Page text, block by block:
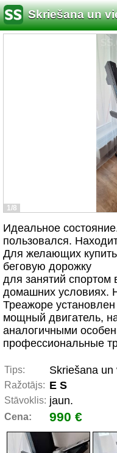
Skriešana un
1/8
Идеальное
пользовался.
Для желающих
беговую дорожку
для занятий спортом
домашних условиях.
Треажоре установлен
мощный двигатель,
аналогичными
профессиональные
Tips: Skriešana un
Ražotājs: Е S
Stāvoklis: jaun.
Cena: 990 €